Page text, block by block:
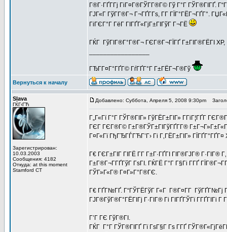
Г®Г·ГҐГ­Гј ГіГ¤Г®ГЎГ­Г®Г© Гў Г°Г ГЎГ®ГІГҐ.
ГЈГ«Г ГўГ­Г®Г¬ Г¬ГҐГ­Гѕ, Г­Г ГЇГ°ГЁГ¬ГҐГ°.
ГіГЄГ°Г ГёГ ГІГҐГ«ГјГ±ГІГўГ Г¬ГЁ
ГЌГ ГўГІГ®Г°Г®Г¬ ГЄГ®Г¬ГЇГҐ Г±ГІГ®ГЁГІ
ГЂГ­Г¤Г°ГҐГ© ГѓГҐГ°Г Г±ГЁГ¬Г®Гў
Вернуться к началу
Slava
ГЌГ‹ГЋ
Зарегистрирован:
10.03.2003
Сообщения: 4182
Откуда: at this moment
Stamford CT
Добавлено: Суббота, Апреля 5, 2008 9:30pm
Г„Г«Гї Г°Г ГЎГ®ГІГ» ГўГЁГ±ГІГ» Г­ГіГ¦ГҐГ­
ГЄГ ГЄГ®Г© Г±Г®ГЎГ±ГІГўГҐГ­Г®
Г¤Г«Гї ГђГЂГЃГЋГ’Г› Гі Г‚ГЁГ±ГІГ» ГЇГҐГ°ГҐГ¤
Г€ ГЄГ±ГІГ ГІГЁ Г­Г Г±Г·ГҐГІ ГІГ®ГЈГ® Г·ГІГ®
Г±Г®Г¬Г­ГҐГўГ ГѕГІ. ГЌГЁ Г°Г Г§Гі Г­ГҐ
ГЎГ»Г«Г® Г¤Г»Г°Г®ГЄ.
Г€ ГҐГ№ГҐ. Г“ГЎГЁГўГ Г«Г Г®Г¤Г­Г ГўГҐГ№Гј
ГЈГ®ГўГ®Г°ГЁГІГј Г·ГІГ® Гі ГІГҐГЎГї Г­ГҐГІГі
Г’Г ГЄ ГўГ®ГІ.
ГЌГ Г°Г ГЎГ®ГІГҐ Гї ГѕГ§Г Гѕ Г­ГҐ